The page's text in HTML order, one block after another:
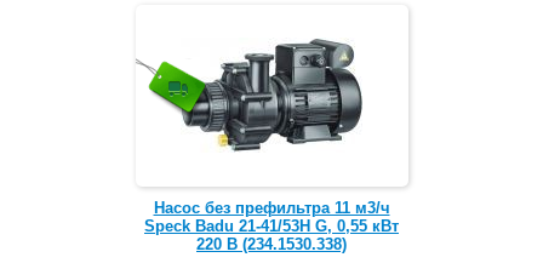
Насос без префильтра 11 м3/ч
Speck Badu 21-41/53H G, 0,55 кВт
220 В (234.1530.338)